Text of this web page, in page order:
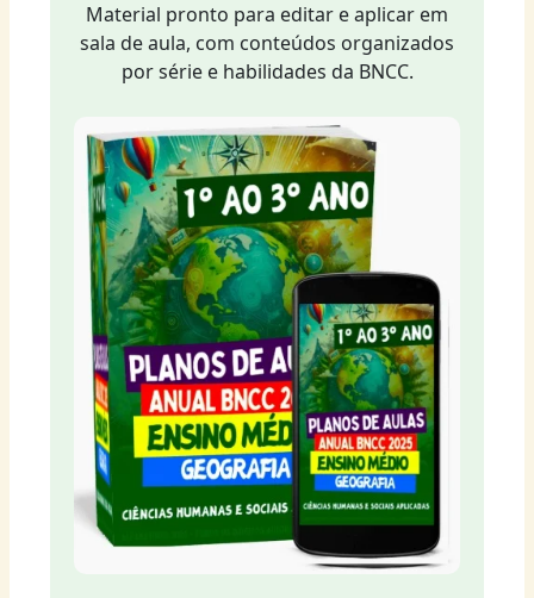
Material pronto para editar e aplicar em
sala de aula, com conteúdos organizados
por série e habilidades da BNCC.